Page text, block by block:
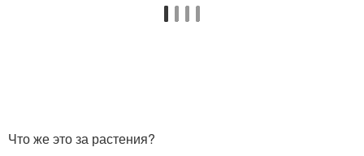
Что же это за растения?